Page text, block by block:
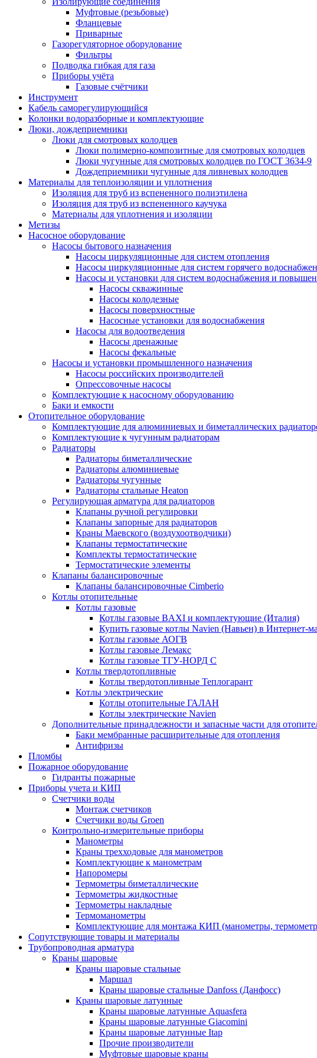
Муфтовые (резьбовые)
Фланцевые
Приварные
Газорегуляторное оборудование
Фильтры
Подводка гибкая для газа
Приборы учёта
Газовые счётчики
Инструмент
Кабель саморегулирующийся
Колонки водоразборные и комплектующие
Люки, дождеприемники
Люки для смотровых колодцев
Люки полимерно-композитные для смотровых колодцев
Люки чугунные для смотровых колодцев по ГОСТ 3634-9
Дождеприемники чугунные для ливневых колодцев
Материалы для теплоизоляции и уплотнения
Изоляция для труб из вспененного полиэтилена
Изоляция для труб из вспененного каучука
Материалы для уплотнения и изоляции
Метизы
Насосное оборудование
Насосы бытового назначения
Насосы циркуляционные для систем отопления
Насосы циркуляционные для систем горячего
Насосы и установки для систем водоснабжения и
Насосы скважинные
Насосы колодезные
Насосы поверхностные
Насосные установки для водоснабжения
Насосы для водоотведения
Насосы дренажные
Насосы фекальные
Насосы и установки промышленного назначения
Насосы российских производителей
Опрессовочные насосы
Комплектующие к насосному оборудованию
Баки и емкости
Отопительное оборудование
Комплектующие для алюминиевых и биметаллических
Комплектующие к чугунным радиаторам
Радиаторы
Радиаторы биметаллические
Радиаторы алюминиевые
Радиаторы чугунные
Радиаторы стальные Heaton
Регулирующая арматура для радиаторов
Клапаны ручной регулировки
Клапаны запорные для радиаторов
Краны Маевского (воздухоотводчики)
Клапаны термостатические
Комплекты термостатические
Термостатические элементы
Клапаны балансировочные
Клапаны балансировочные Cimberio
Котлы отопительные
Котлы газовые
Котлы газовые BAXI и комплектующие (Италия)
Купить газовые котлы Navien (Навьен) в Интернет-
Котлы газовые АОГВ
Котлы газовые Лемакс
Котлы газовые ТГУ-НОРД С
Котлы твердотопливные
Котлы твердотопливные Теплогарант
Котлы электрические
Котлы отопительные ГАЛАН
Котлы электрические Navien
Дополнительные принадлежности и запасные части для
Баки мембранные расширительные для отопления
Антифризы
Пломбы
Пожарное оборудование
Гидранты пожарные
Приборы учета и КИП
Счетчики воды
Монтаж счетчиков
Счетчики воды Groen
Контрольно-измерительные приборы
Манометры
Краны трехходовые для манометров
Комплектующие к манометрам
Напоромеры
Термометры биметаллические
Термометры жидкостные
Термометры накладные
Термоманометры
Комплектующие для монтажа КИП (манометры,
Сопутствующие товары и материалы
Трубопроводная арматура
Краны шаровые
Краны шаровые стальные
Маршал
Краны шаровые стальные Danfoss (Данфосс)
Краны шаровые латунные
Краны шаровые латунные Aquasfera
Краны шаровые латунные Giacomini
Краны шаровые латунные Itap
Прочие производители
Муфтовые шаровые краны